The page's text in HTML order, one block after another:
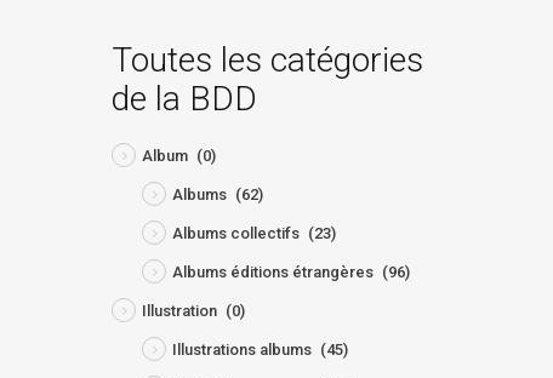
Toutes les catégories
de la BDD
Album (0)
Albums (62)
Albums collectifs (23)
Albums éditions étrangères (96)
Illustration (0)
Illustrations albums (45)